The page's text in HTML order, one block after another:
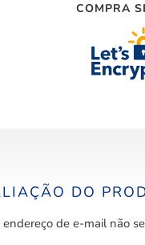
COMPRA
DO
endereço de e-mail não